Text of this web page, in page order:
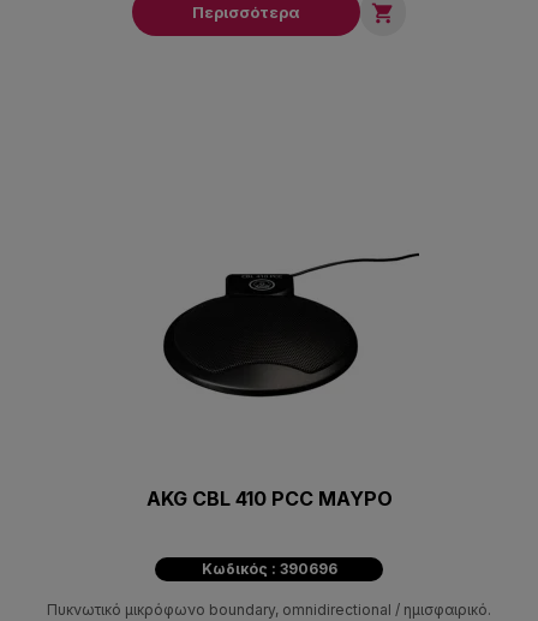
Περισσότερα 
AKG CBL 410 PCC ΜΑΥΡΟ
Κωδικός : 390696
Πυκνωτικό μικρόφωνο boundary, omnidirectional / ημισφαιρικό.